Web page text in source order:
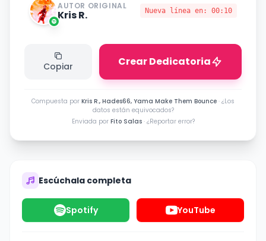
AUTOR ORIGINAL
Kris R. Nueva línea en: 00:10
Copiar Crear Dedicatoria
Compuesta por Kris R., Hades66, Yama Make Them Bounce · ¿Los
datos están equivocados?
Enviada por Fito Salas · ¿Reportar error?
Escúchala completa
Spotify YouTube